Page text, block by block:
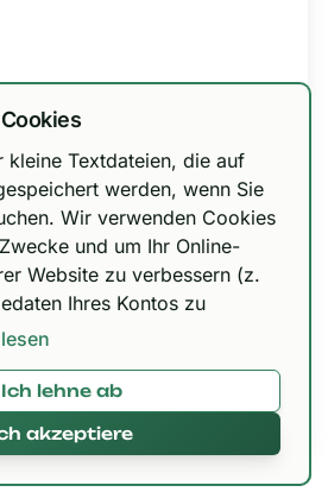
gemacht © 2026,420brokkoli.de
Versandoptionen
/ kostenfrei ab 150 €, Urbify
ab 300 € und DHL Express
kleine Textdateien, die auf
werden, wenn Sie
Wir verwenden Cookies
und um Ihr Online-
Website zu verbessern (z.
Ihres Kontos zu
Ich lehne ab
akzeptiere